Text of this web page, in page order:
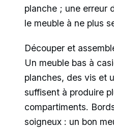
planche ; une erreur
le meuble à ne plus
Découper et
Un meuble bas à
planches, des vis et
suffisent à produire
compartiments.
soigneux : un bon